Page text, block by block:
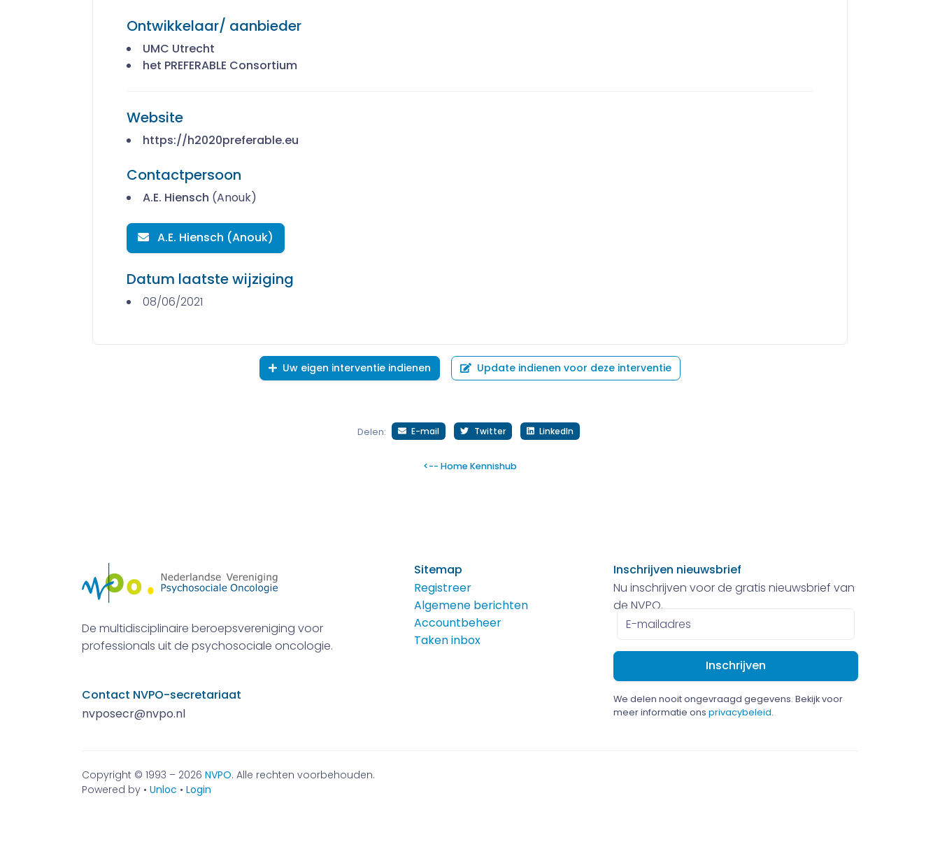
Ontwikkelaar/ aanbieder
UMC Utrecht
het PREFERABLE Consortium
Website
https://h2020preferable.eu
Contactpersoon
A.E. Hiensch (Anouk)
A.E. Hiensch (Anouk)
Datum laatste wijziging
08/06/2021
Uw eigen interventie indienen Update indienen voor deze interventie
Delen: E-mail Twitter LinkedIn
<-- Home Kennishub
De multidisciplinaire beroepsvereniging voor
professionals uit de psychosociale oncologie.
Contact NVPO-secretariaat
nvposecr@nvpo.nl
Sitemap
Registreer
Algemene berichten
Accountbeheer
Taken inbox
Inschrijven nieuwsbrief
Nu inschrijven voor de gratis nieuwsbrief van
de NVPO.
E-
mailadres
We delen nooit ongevraagd gegevens. Bekijk voor
meer informatie ons privacybeleid.
Copyright © 1993 – 2026 NVPO. Alle rechten voorbehouden.
Powered by • Unloc • Login